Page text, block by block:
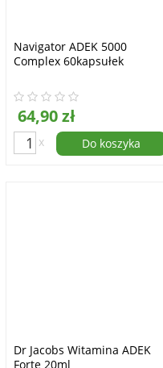
Navigator ADEK 5000
Complex 60kapsułek
64,90 zł
x Do koszyka
Dr Jacobs Witamina ADEK
Forte 20ml